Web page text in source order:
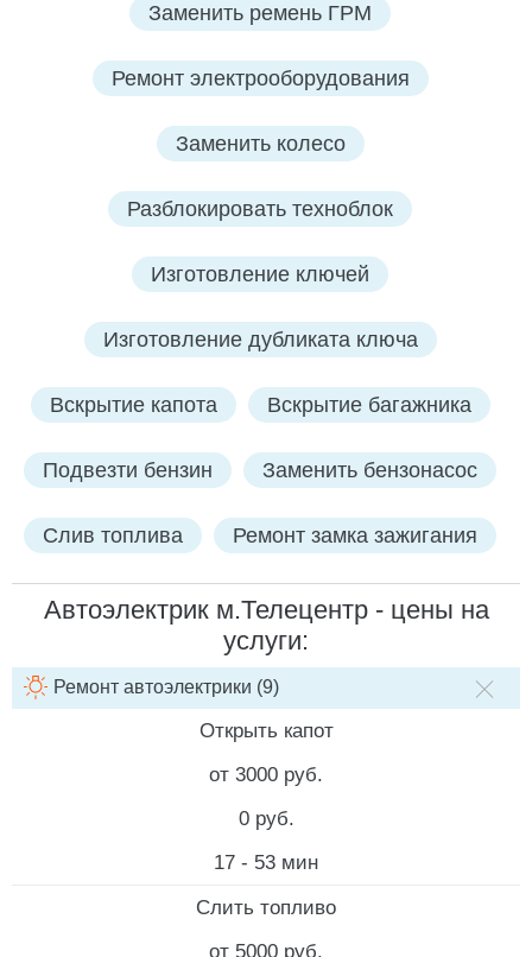
Заменить ремень ГРМ
Ремонт электрооборудования
Заменить колесо
Разблокировать техноблок
Изготовление ключей
Изготовление дубликата ключа
Вскрытие капота Вскрытие багажника
Подвезти бензин Заменить бензонасос
Слив топлива Ремонт замка зажигания
Автоэлектрик м.Телецентр - цены на
услуги:
НАИМЕНОВАНИЕ УСЛУГИСТОИМОСТЬ РАБОТ
Ремонт автоэлектрики (9)
Открыть капот
от 3000 руб.
0 руб.
17 - 53 мин
Слить топливо
от 5000 руб.